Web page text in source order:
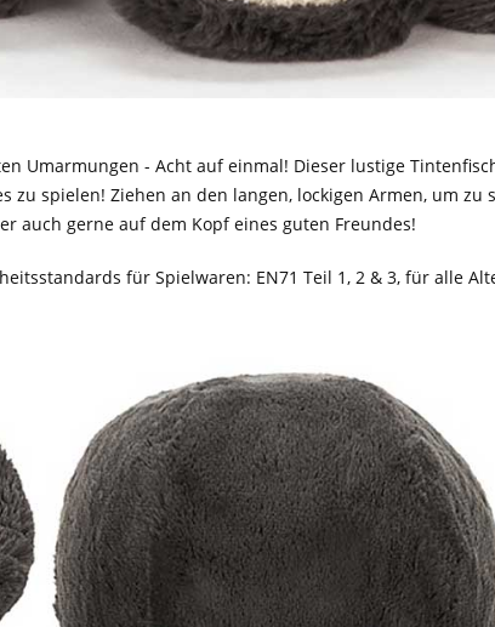
Umarmungen - Acht auf einmal! Dieser lustige
zu spielen! Ziehen an den langen, lockigen Armen, um
auch gerne auf dem Kopf eines guten Freundes!
für Spielwaren: EN71 Teil 1, 2 & 3, für alle